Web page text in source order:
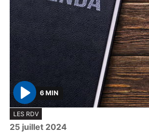
P
l
a
6 MIN
LES RDV
25 juillet 2024